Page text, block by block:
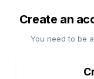
Create an
You need to be